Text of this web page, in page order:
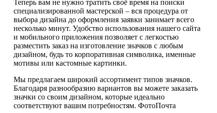
Теперь вам не нужно тратить своё время на поиски
специализированной мастерской – вся процедура от
выбора дизайна до оформления заявки занимает всего
несколько минут. Удобство использования нашего сайта
и мобильного приложения позволяет с легкостью
разместить заказ на изготовление значков с любым
дизайном, будь то корпоративная символика, именные
мотивы или кастомные картинки.
Мы предлагаем широкий ассортимент типов значков.
Благодаря разнообразию вариантов вы можете заказать
значки со своим дизайном, которые идеально
соответствуют вашим потребностям. ФотоПочта